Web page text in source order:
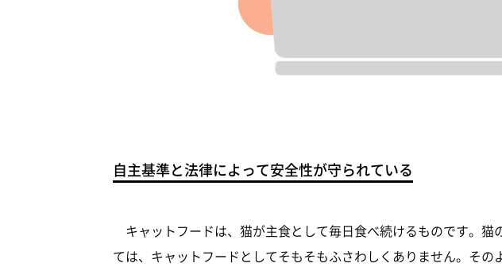
自主基準と法律によって安全性が守られている
キャットフードは、猫が主食として毎日食べ続けるものです。猫
ては、キャットフードとしてそもそもふさわしくありません。その